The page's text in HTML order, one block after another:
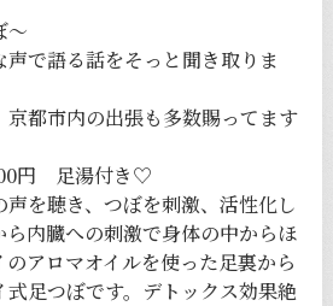
〜
で語る話をそっと聞き取りま
都市内の出張も多数賜ってます
円 足湯付き♡
を聴き、つぼを刺激、活性化し
内臓への刺激で身体の中からほ
のアロマオイルを使った足裏から
足つぼです。デトックス効果絶